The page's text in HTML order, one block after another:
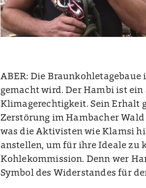
ABER: Die
gemacht wird. DerHambi ist ein
Klimagerechtigkeit. Sein Erhalt
Zerstörung im Hambacher
was die Aktivisten wie Klamsi
anstellen, um für ihre Ideale zu
Kohlekommission. Denn wer
Symbol des Widerstandes für